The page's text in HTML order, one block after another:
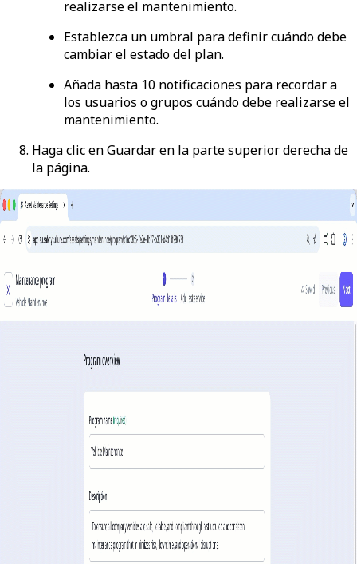
realizarse el mantenimiento.
Establezca un umbral para definir cuándo debe
cambiar el estado del plan.
Añada hasta 10 notificaciones para recordar a
los usuarios o grupos cuándo debe realizarse el
mantenimiento.
Haga clic enGuardaren la parte superior derecha de
la página.